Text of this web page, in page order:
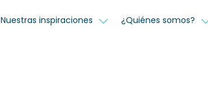
Nuestras inspiraciones ¿Quiénes somos?